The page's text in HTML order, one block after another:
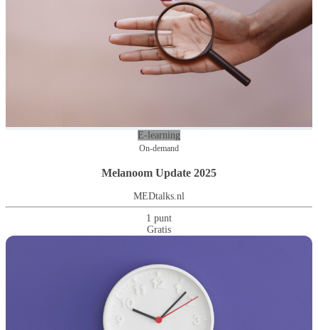
E-learning
On-demand
Melanoom Update 2025
MEDtalks.nl
1 punt
Gratis